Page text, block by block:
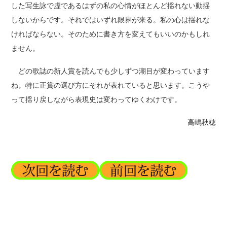
した写生詠で虚であるはずの私の心情がほとんど揺れない動揺
しないからです。それではいずれ限界が来る。私の心は揺れな
ければならない。そのために書き方を変えてもいいのかもしれ
ません。
どの歌誌の新人賞を読んでも少しずつ潮目が変わっています
ね。特に正賞の選び方にそれが表れていると思います。こうや
って揺り戻しながら表現史は変わってゆくわけです。
高嶋秋穂